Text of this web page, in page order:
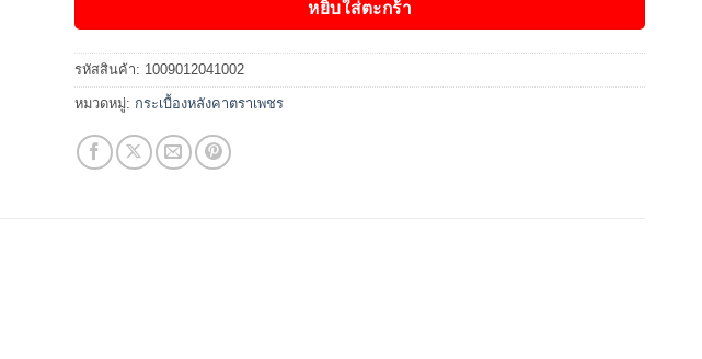
หยิบใส่ตะกร้า
รหัสสินค้า: 1009012041002
หมวดหมู่: กระเบื้องหลังคาตราเพชร